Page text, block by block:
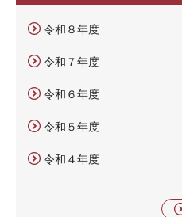
令和８年度
令和７年度
令和６年度
令和５年度
令和４年度